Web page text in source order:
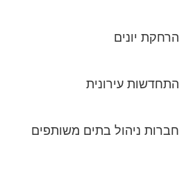
הרחקת יונים
התחדשות עירונית
חברות ניהול בתים משותפים